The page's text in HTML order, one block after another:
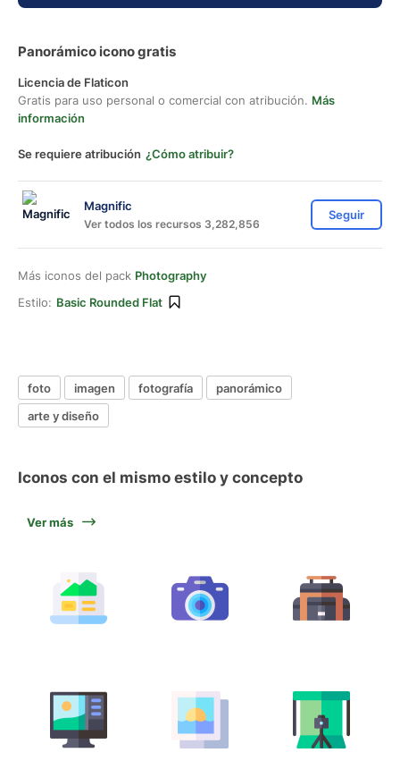
Panorámico icono gratis
Licencia de Flaticon
Gratis para uso personal o comercial con atribución. Más
información
Se requiere atribución ¿Cómo atribuir?
Magnific
Ver todos los recursos 3,282,856
Seguir
Más iconos del pack Photography
Estilo: Basic Rounded Flat
foto imagen fotografía
panorámico
arte y diseño
Iconos con el mismo estilo y concepto
Ver más